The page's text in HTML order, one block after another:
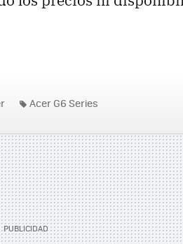
Acer G6 Series